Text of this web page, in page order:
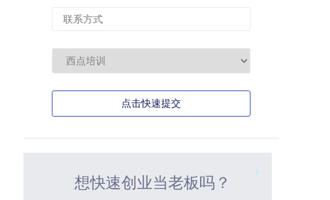
点击快速提交
想快速创业当老板吗？